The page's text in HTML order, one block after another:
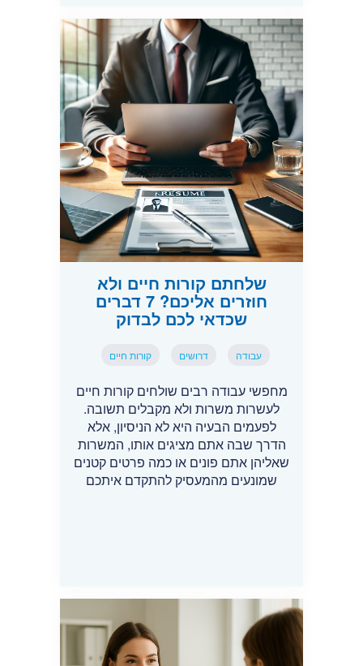
שלחתם קורות חיים ולא
חוזרים אליכם? 7 דברים
שכדאי לכם לבדוק
עבודה דרושים קורות חיים
מחפשי עבודה רבים שולחים קורות חיים
לעשרות משרות ולא מקבלים תשובה.
לפעמים הבעיה היא לא הניסיון, אלא
הדרך שבה אתם מציגים אותו, המשרות
שאליהן אתם פונים או כמה פרטים קטנים
שמונעים מהמעסיק להתקדם איתכם